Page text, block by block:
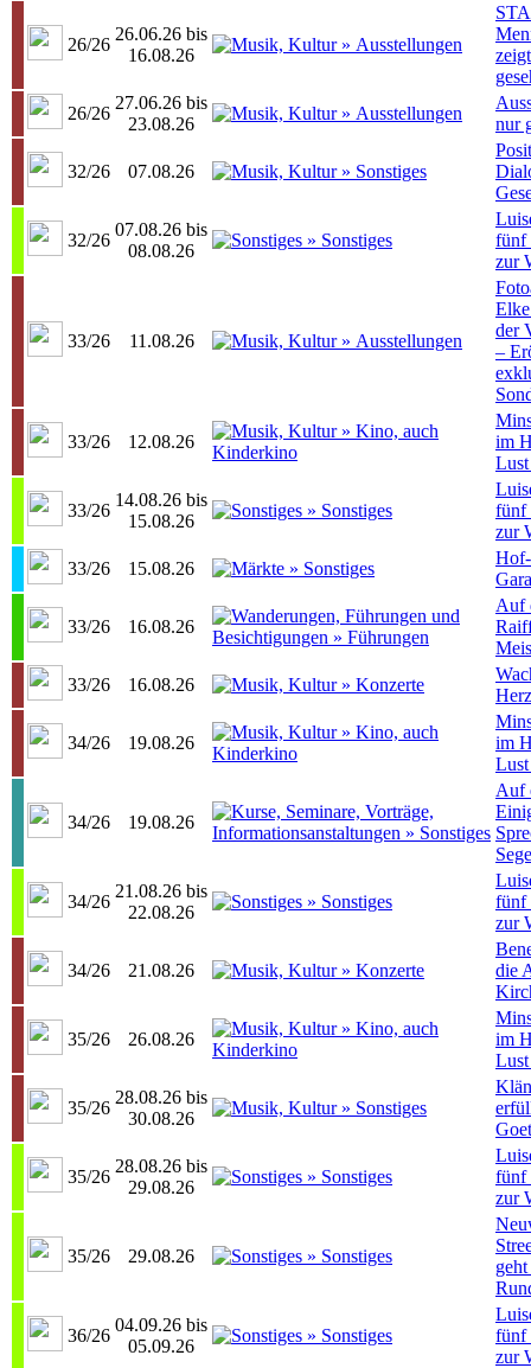
26/26
26.06.26 bis
16.08.26
26/26
27.06.26 bis
23.08.26
nur
32/26 07.08.26
32/26
07.08.26 bis
08.08.26
fünf
zur
33/26 11.08.26
der
–
33/26 12.08.26
im
33/26
14.08.26 bis
15.08.26
fünf
zur
33/26
15.08.26
33/26 16.08.26
Auf
33/26
16.08.26
34/26 19.08.26
im
34/26 19.08.26
Auf
34/26
21.08.26 bis
22.08.26
fünf
zur
34/26 21.08.26
die
35/26 26.08.26
im
35/26
28.08.26 bis
30.08.26
35/26
28.08.26 bis
29.08.26
fünf
zur
35/26 29.08.26
36/26
04.09.26 bis
05.09.26
fünf
zur